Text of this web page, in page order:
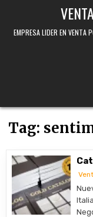
EMPRESA LIDER EN VENTA
Tag: